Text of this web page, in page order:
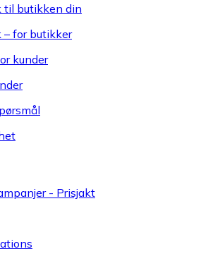
til butikken din
for butikker
kunder
- Prisjakt